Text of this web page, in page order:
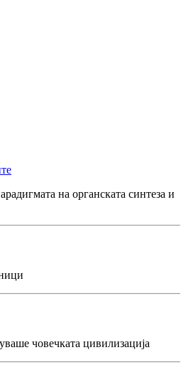
на органската синтеза и
човечката цивилизација